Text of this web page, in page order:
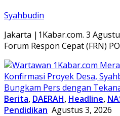
Syahbudin
Jakarta |1Kabar.com. 3
Forum Respon Cepat (FRN)
Berita, DAERAH, Headline,
Pendidikan Agustus 3, 2026